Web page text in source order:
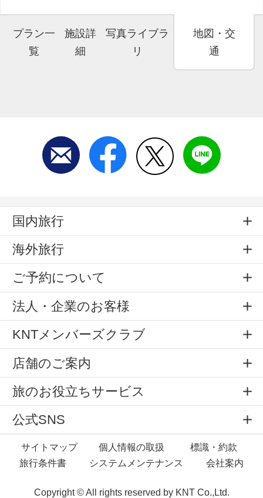
プラン一
覧
施設詳
細
写真ライブラ
リ
地図・交
通
国内旅行
海外旅行
ご予約について
法人・企業のお客様
KNTメンバーズクラブ
店舗のご案内
旅のお役立ちサービス
公式SNS
サイトマップ 個人情報の取扱
標識・約款
旅行条件書
システムメンテナンス 会社案内
Copyright © All rights reserved by KNT Co.,Ltd.